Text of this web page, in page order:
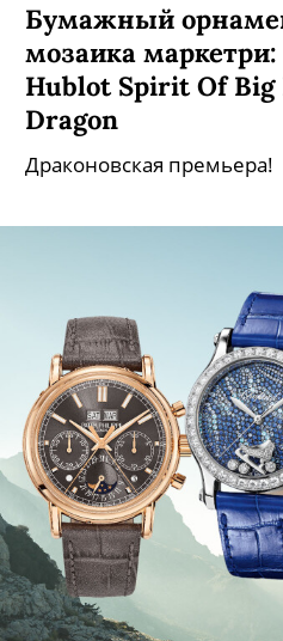
Бумажный
мозаика
Hublot Spirit Of
Dragon
Драконовская премьера!